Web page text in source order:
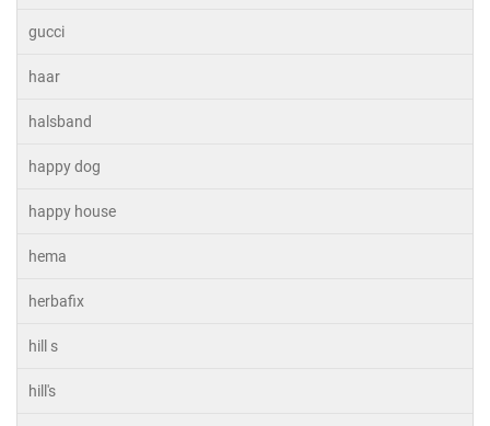
gucci
haar
halsband
happy dog
happy house
hema
herbafix
hill s
hill's